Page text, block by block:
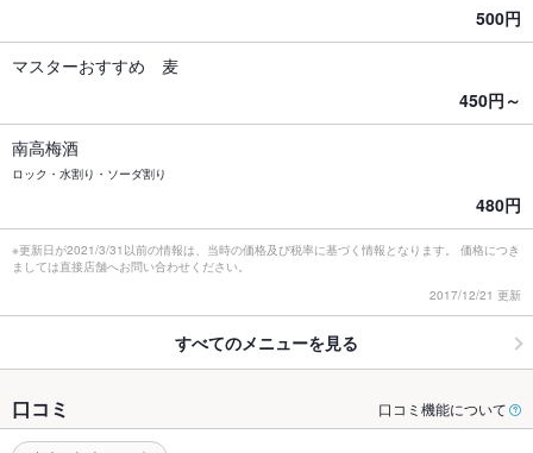
500円
マスターおすすめ 麦
450円～
南高梅酒
ロック・水割り・ソーダ割り
480円
※更新日が2021/3/31以前の情報は、当時の価格及び税率に基づく情報となります。 価格につき
ましては直接店舗へお問い合わせください。
2017/12/21 更新
すべてのメニューを見る
口コミ 口コミ機能について